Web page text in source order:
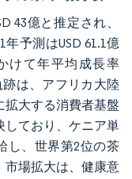
43億と推定され、
年予測はUSD 61.1億
けて年平均成長率
は、アフリカ大陸
拡大する消費者基盤
しており、ケニア単
し、世界第2位の茶
市場拡大は、健康意